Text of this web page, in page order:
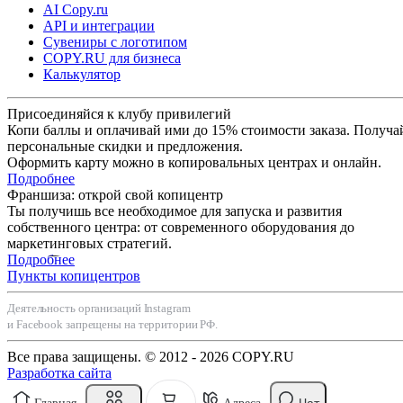
AI Copy.ru
API и интеграции
Сувениры с логотипом
COPY.RU для бизнеса
Калькулятор
Присоединяйся к клубу привилегий
Копи баллы и оплачивай ими до 15% стоимости заказа.
персональные скидки и предложения.
Оформить карту можно в копировальных центрах и онлайн.
Подробнее
Франшиза: открой свой копицентр
Ты получишь все необходимое для запуска и развития
собственного центра: от современного оборудования до
маркетинговых стратегий.
Подробнее
Пункты копицентров
Деятельность организаций Instagram
и Facebook запрещены на территории РФ.
Все права защищены. © 2012 - 2026 COPY.RU
Разработка сайта